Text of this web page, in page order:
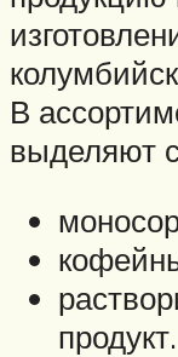
В
выделяют
продукт.